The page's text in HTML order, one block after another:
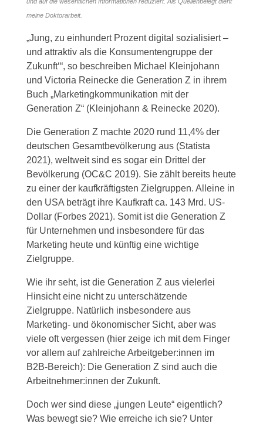
meine Doktorarbeit.
„Jung, zu einhundert Prozent digital sozialisiert –
und attraktiv als die Konsumentengruppe der
Zukunft‘“, so beschreiben Michael Kleinjohann
und Victoria Reinecke die Generation Z in ihrem
Buch „Marketingkommunikation mit der
Generation Z“ (Kleinjohann & Reinecke 2020).
Die Generation Z machte 2020 rund 11,4% der
deutschen Gesamtbevölkerung aus (Statista
2021), weltweit sind es sogar ein Drittel der
Bevölkerung (OC&C 2019). Sie zählt bereits heute
zu einer der kaufkräftigsten Zielgruppen. Alleine in
den USA beträgt ihre Kaufkraft ca. 143 Mrd. US-
Dollar (Forbes 2021). Somit ist die Generation Z
für Unternehmen und insbesondere für das
Marketing heute und künftig eine wichtige
Zielgruppe.
Wie ihr seht, ist die Generation Z aus vielerlei
Hinsicht eine nicht zu unterschätzende
Zielgruppe. Natürlich insbesondere aus
Marketing- und ökonomischer Sicht, aber was
viele oft vergessen (hier zeige ich mit dem Finger
vor allem auf zahlreiche Arbeitgeber:innen im
B2B-Bereich): Die Generation Z sind auch die
Arbeitnehmer:innen der Zukunft.
Doch wer sind diese „jungen Leute“ eigentlich?
Was bewegt sie? Wie erreiche ich sie? Unter